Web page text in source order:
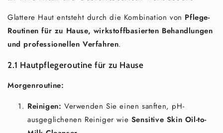
Glattere Haut entsteht durch die Kombination von Pflege-
Routinen für zu Hause, wirkstoffbasierten Behandlungen
und professionellen Verfahren.
2.1 Hautpflegeroutine für zu Hause
Morgenroutine:
Reinigen: Verwenden Sie einen sanften, pH-
ausgeglichenen Reiniger wie Sensitive Skin Oil-to-